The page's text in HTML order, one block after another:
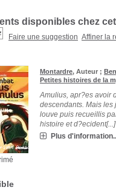
disponibles chez
Faire une suggestion Affiner la
Montardre, Auteur ;
Petites histoires de la
Amulius, apr?es avoir
descendants. Mais les
louve puis recueillis
histoire et d?ecident[...]
Plus